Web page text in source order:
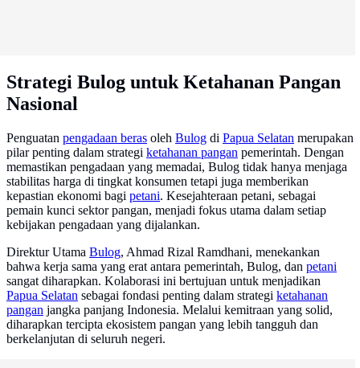
Strategi Bulog untuk Ketahanan Pangan
Nasional
Penguatan pengadaan beras oleh Bulog di Papua Selatan merupakan
pilar penting dalam strategi ketahanan pangan pemerintah. Dengan
memastikan pengadaan yang memadai, Bulog tidak hanya menjaga
stabilitas harga di tingkat konsumen tetapi juga memberikan
kepastian ekonomi bagi petani. Kesejahteraan petani, sebagai
pemain kunci sektor pangan, menjadi fokus utama dalam setiap
kebijakan pengadaan yang dijalankan.
Direktur Utama Bulog, Ahmad Rizal Ramdhani, menekankan
bahwa kerja sama yang erat antara pemerintah, Bulog, dan petani
sangat diharapkan. Kolaborasi ini bertujuan untuk menjadikan
Papua Selatan sebagai fondasi penting dalam strategi ketahanan
pangan jangka panjang Indonesia. Melalui kemitraan yang solid,
diharapkan tercipta ekosistem pangan yang lebih tangguh dan
berkelanjutan di seluruh negeri.